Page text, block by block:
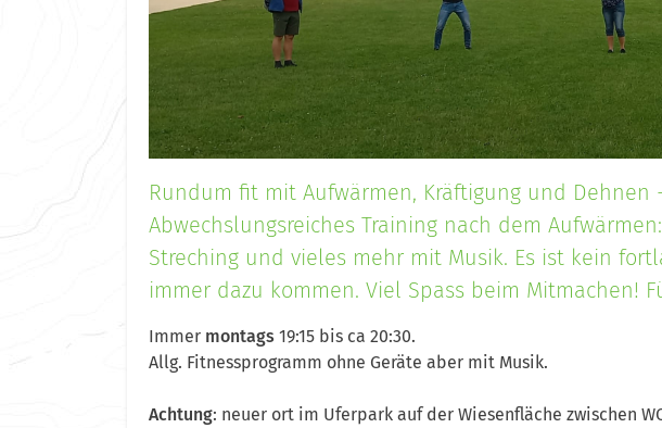
Rundum fit mit Aufwärmen, Kräftigung und Dehnen
Abwechslungsreiches Training nach dem
Streching und vieles mehr mit Musik. Es ist kein
immer dazu kommen. Viel Spass beim Mitmachen!
Immer montags 19:15 bis ca 20:30.
Allg. Fitnessprogramm ohne Geräte aber mit Musik.
Achtung: neuer ort im Uferpark auf der Wiesenfläche zwischen